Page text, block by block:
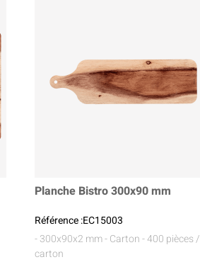
Planche Bistro 300x90 mm
Référence :EC15003
- 300x90x2 mm- Carton- 400 pièces /
carton